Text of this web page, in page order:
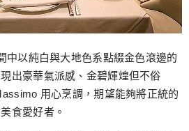
中以純白與大地色系點綴金色滾邊的
出豪華氣派感、金碧輝煌但不俗
用心烹調，期望能夠將正統的
食愛好者。